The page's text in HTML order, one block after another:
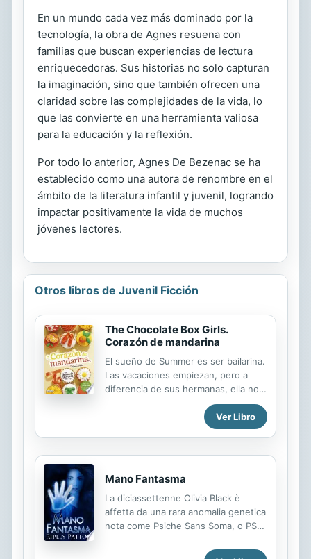
En un mundo cada vez más dominado por la
tecnología, la obra de Agnes resuena con
familias que buscan experiencias de lectura
enriquecedoras. Sus historias no solo capturan
la imaginación, sino que también ofrecen una
claridad sobre las complejidades de la vida, lo
que las convierte en una herramienta valiosa
para la educación y la reflexión.
Por todo lo anterior, Agnes De Bezenac se ha
establecido como una autora de renombre en el
ámbito de la literatura infantil y juvenil, logrando
impactar positivamente la vida de muchos
jóvenes lectores.
Otros libros de Juvenil Ficción
The Chocolate Box Girls.
Corazón de mandarina
El sueño de Summer es ser bailarina.
Las vacaciones empiezan, pero a
diferencia de sus hermanas, ella no
tiene tiempo para holgazanear e ir a
fiestas en la playa. La prueba para
entrar en la escuela de ballet se
cuanto más perfecta quiere ser, más
ayuda de un chico que quiere ser
algo más que amigos, que los
sueños pueden cumplirse en todas
las tallas y tamaños?
Ver Libro
Mano Fantasma
La diciassettenne Olivia Black è
affetta da una rara anomalia genetica
nota come Psiche Sans Soma, o PSS.
carne e sangue, è fatta di energia